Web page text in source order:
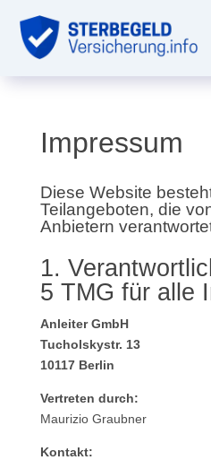
Impressum
Diese Website
Teilangeboten, die
Anbietern
1.
5 TMG für alle
Anleiter GmbH
Tucholskystr. 13
10117 Berlin
Vertreten durch:
Maurizio Graubner
Kontakt: